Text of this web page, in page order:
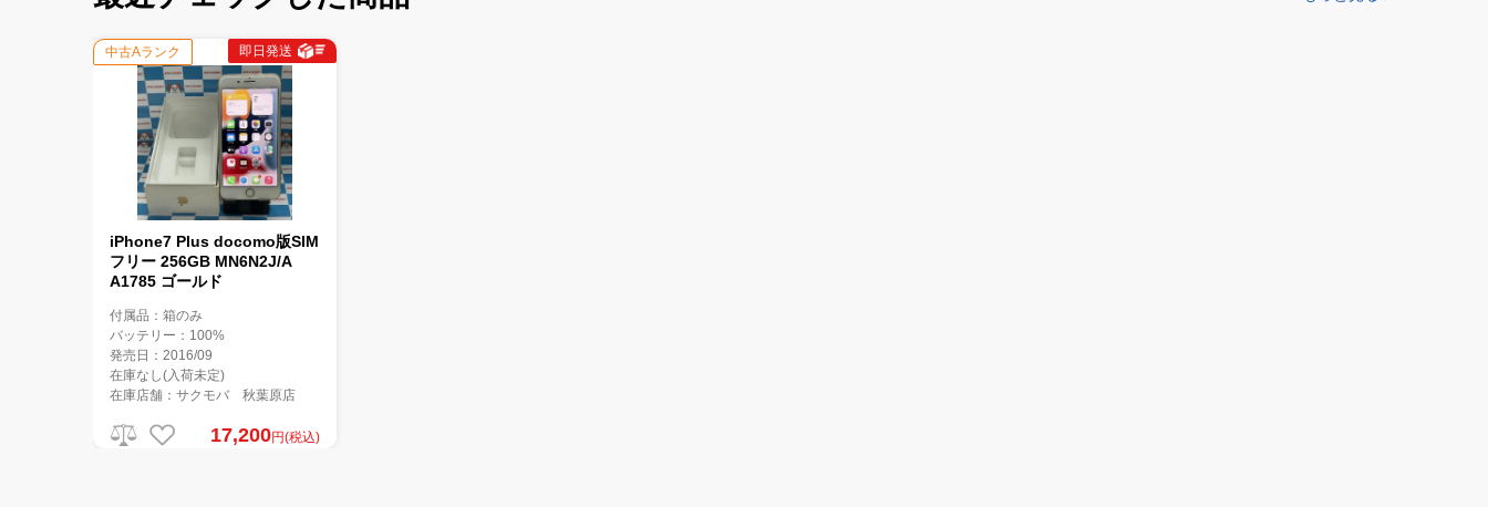
中古Aランク 即日発送
iPhone7 Plus docomo版SIM
フリー 256GB MN6N2J/A
A1785 ゴールド
付属品：箱のみ
バッテリー：100%
発売日：2016/09
在庫なし(入荷未定)
在庫店舗：サクモバ 秋葉原店
17,200円(税込)